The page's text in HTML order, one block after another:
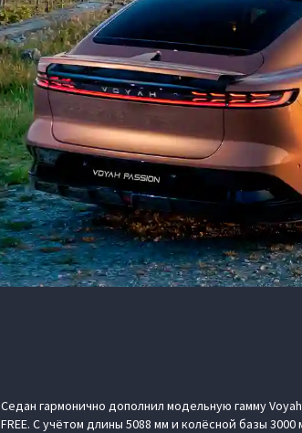
Седан гармонично дополнил модельную гамму
FREE. С учётом длины 5088 мм и колёсной базы